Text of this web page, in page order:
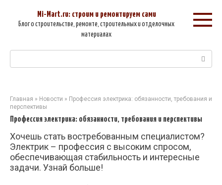
контенту
Mi-Mart.ru: строим и ремонтируем сами
Блог о строительстве, ремонте, строительных и отделочных
материалах
Поиск:
Главная » Новости » Профессия электрика: обязанности, требования и
перспективы
Профессия электрика: обязанности, требования и перспективы
Хочешь стать востребованным специалистом?
Электрик – профессия с высоким спросом,
обеспечивающая стабильность и интересные
задачи. Узнай больше!